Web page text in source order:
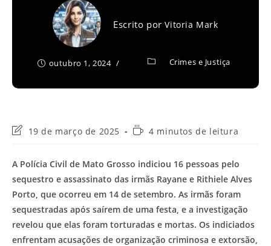
Escrito porVitoria Mark
outubro 1, 2024 Crimes e Justiça
Última
post:
19 de março de 2025
Tempo4 minutos de leitura
A Polícia Civil de Mato Grosso indiciou 16 pessoas pelo
sequestro e assassinato das irmãs Rayane e Rithiele Alves
Porto, que ocorreu em 14 de setembro. As irmãs foram
sequestradas após saírem de uma festa, e a investigação
revelou que elas foram torturadas e mortas. Os indiciados
enfrentam acusações de organização criminosa e extorsão,